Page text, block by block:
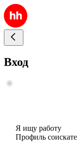
Вход
Я ищу работу
Профиль